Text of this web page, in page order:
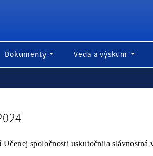
Dokumenty Veda a výskum
spoločnosti uskutočnila slávnostná